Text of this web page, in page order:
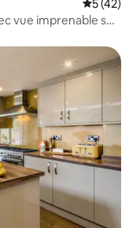
5 (42)
vue imprenable sur